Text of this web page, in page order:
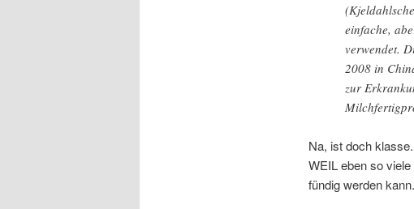
einfache,
verwendet.
2008 in
zur
Na, ist doch
WEIL eben so
fündig werden kann.